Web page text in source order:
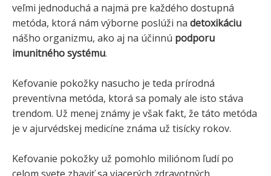
veľmi jednoduchá a najmä pre každého dostupná
metóda, ktorá nám výborne poslúži na detoxikáciu
nášho organizmu, ako aj na účinnú podporu
imunitného systému.
Kefovanie pokožky nasucho je teda prírodná
preventívna metóda, ktorá sa pomaly ale isto stáva
trendom. Už menej známy je však fakt, že táto metóda
je v ajurvédskej medicíne známa už tisícky rokov.
Kefovanie pokožky už pomohlo miliónom ľudí po